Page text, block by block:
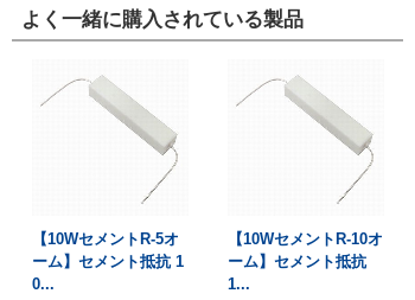
よく一緒に購入されている製品
【10WセメントR-5オ
ーム】セメント抵抗 1
0...
【10WセメントR-10オ
ーム】セメント抵抗
1...